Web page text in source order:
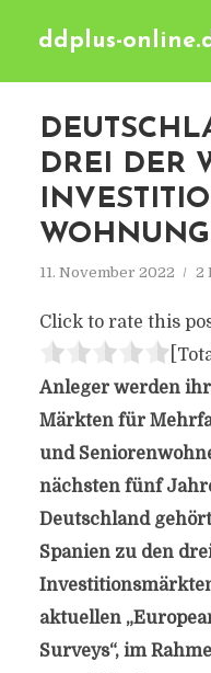
ddplus-
DREI DER
11. November 2022 2
Click to rate this
Anleger werden
Märkten für
und
nächsten fünf
Deutschland
Spanien zu den
aktuellen
Surveys“, im